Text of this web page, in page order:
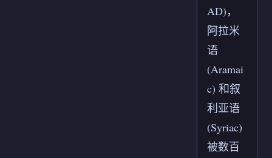
AD)，
阿拉米
语
(Aramai
c) 和叙
利亚语
(Syriac)
被数百